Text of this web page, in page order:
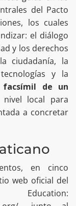
del Pacto
los cuales
el diálogo
y los derechos
ciudadanía, la
y la
facsímil de un
local para
a concretar
en cinco
web oficial del